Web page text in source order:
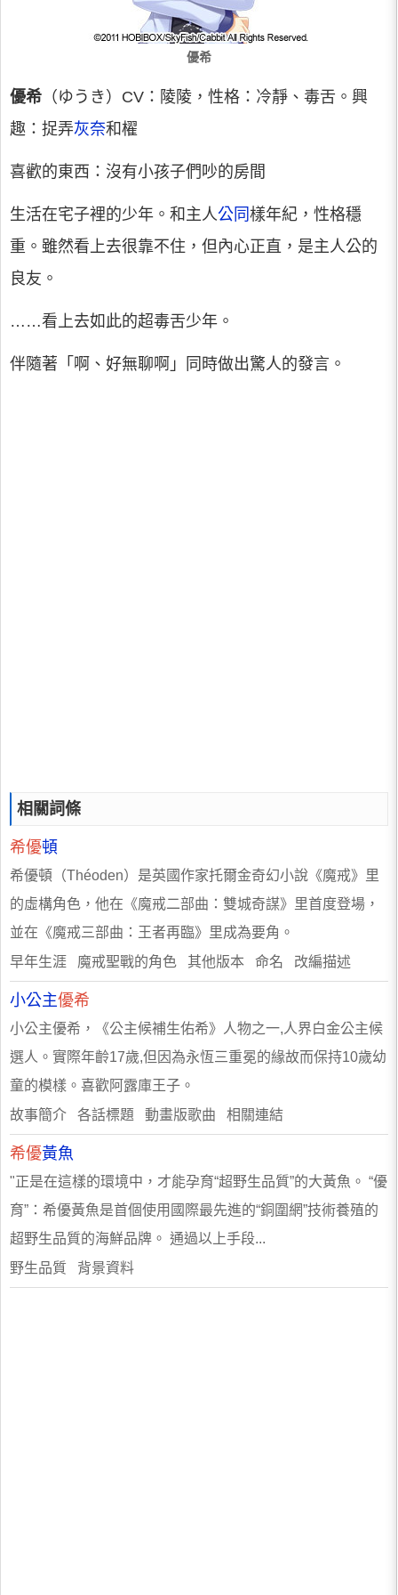
優希
優希 （ゆうき）CV：陵陵，性格：冷靜、毒舌。興
趣：捉弄灰奈和櫂
喜歡的東西：沒有小孩子們吵的房間
生活在宅子裡的少年。和主人公同 樣年紀，性格穩
重。雖然看上去很靠不住，但內心正直，是主人公的
良友。
……看上去如此的超毒舌少年。
伴隨著「啊、好無聊啊」同時做出驚人的發言。
相關詞條
希優頓
希優頓（Théoden）是英國作家托爾金奇幻小說《魔戒》里
的虛構角色，他在《魔戒二部曲：雙城奇謀》里首度登場，
並在《魔戒三部曲：王者再臨》里成為要角。
早年生涯 魔戒聖戰的角色 其他版本 命名 改編描述
小公主優希
小公主優希，《公主候補生佑希》人物之一,人界白金公主候
選人。實際年齡17歲,但因為永恆三重冕的緣故而保持10歲幼
童的模樣。喜歡阿露庫王子。
故事簡介 各話標題 動畫版歌曲 相關連結
希優黃魚
"正是在這樣的環境中，才能孕育“超野生品質”的大黃魚。 “優
育”：希優黃魚是首個使用國際最先進的“銅圍網”技術養殖的
超野生品質的海鮮品牌。 通過以上手段...
野生品質 背景資料